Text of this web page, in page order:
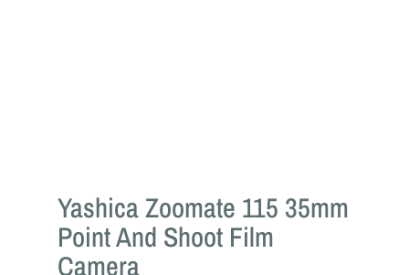
Yashica Zoomate 115 35mm
Point And Shoot Film
Camera